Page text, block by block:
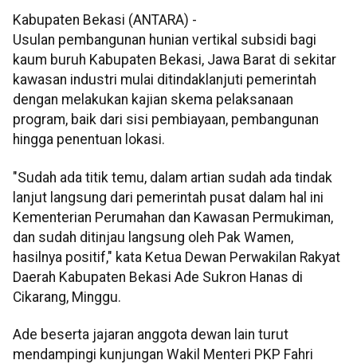
Kabupaten Bekasi (ANTARA) -
Usulan pembangunan hunian vertikal subsidi bagi
kaum buruh Kabupaten Bekasi, Jawa Barat di sekitar
kawasan industri mulai ditindaklanjuti pemerintah
dengan melakukan kajian skema pelaksanaan
program, baik dari sisi pembiayaan, pembangunan
hingga penentuan lokasi.
"Sudah ada titik temu, dalam artian sudah ada tindak
lanjut langsung dari pemerintah pusat dalam hal ini
Kementerian Perumahan dan Kawasan Permukiman,
dan sudah ditinjau langsung oleh Pak Wamen,
hasilnya positif," kata Ketua Dewan Perwakilan Rakyat
Daerah Kabupaten Bekasi Ade Sukron Hanas di
Cikarang, Minggu.
Ade beserta jajaran anggota dewan lain turut
mendampingi kunjungan Wakil Menteri PKP Fahri